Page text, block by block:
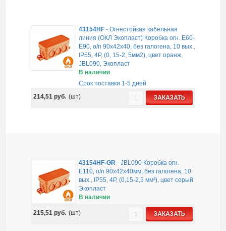
43154HF- Огнестойкая кабельная
линия (ОКЛ Экопласт) Коробка огн. E60-
E90, о/п 90х42х40, без галогена, 10 вых.,
IP55, 4P, (0, 15-2, 5мм2), цвет оранж,
JBL090, Экопласт
В наличии
Срок поставки 1-5 дней
214,51 руб. (шт) ЗАКАЗАТЬ
43154HF-GR- JBL090 Коробка огн.
E110, о/п 90х42х40мм, без галогена, 10
вых., IP55, 4P, (0,15-2,5 мм²), цвет серый
Экопласт
В наличии
215,51 руб. (шт) ЗАКАЗАТЬ